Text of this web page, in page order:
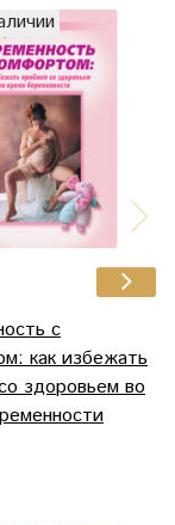
с
как избежать
здоровьем во